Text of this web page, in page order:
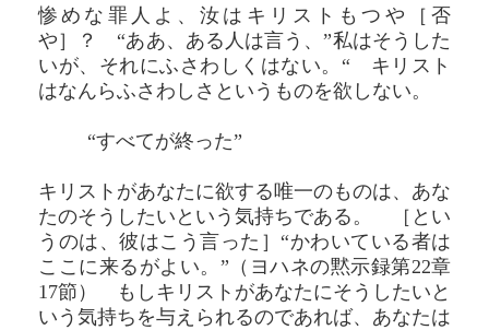
惨めな罪人よ、汝はキリストもつや［否
や］？ “ああ、ある人は言う、”私はそうした
いが、それにふさわしくはない。“ キリスト
はなんらふさわしさというものを欲しない。
“すべてが終った”
キリストがあなたに欲する唯一のものは、あな
たのそうしたいという気持ちである。 ［とい
うのは、彼はこう言った］“かわいている者は
ここに来るがよい。”（ヨハネの黙示録第22章
17節） もしキリストがあなたにそうしたいと
いう気持ちを与えられるのであれば、あなたは